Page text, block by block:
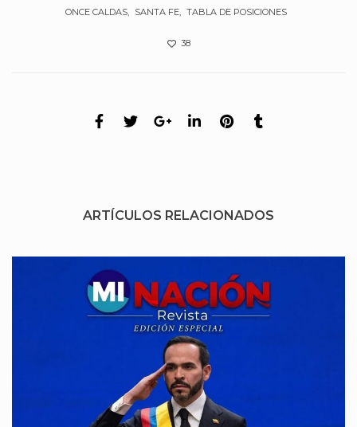
ONCE CALDAS
SANTA FE TABLA DE POSICIONES
38
ARTÍCULOS RELACIONADOS